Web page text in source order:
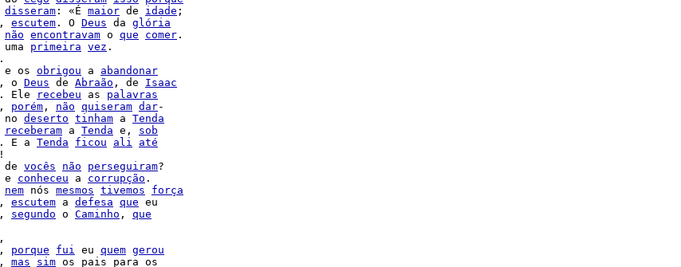
disseram : «É maior de idade ;
, escutem . O Deus da glória
não encontravam o que comer
uma primeira vez .
.
e os obrigou a abandonar
, o Deus de Abraão , de Isaac
. Ele recebeu as palavras
, porém , não quiseram dar-
no deserto tinham a Tenda
receberam a Tenda e, sob
. E a Tenda ficou ali
até
de vocês não perseguiram?
e conheceu a corrupção .
nem nós mesmos tivemos
força
, escutem a defesa que eu
, segundo o Caminho , que
,
, porque fui eu quem gerou
, mas sim os pais para os